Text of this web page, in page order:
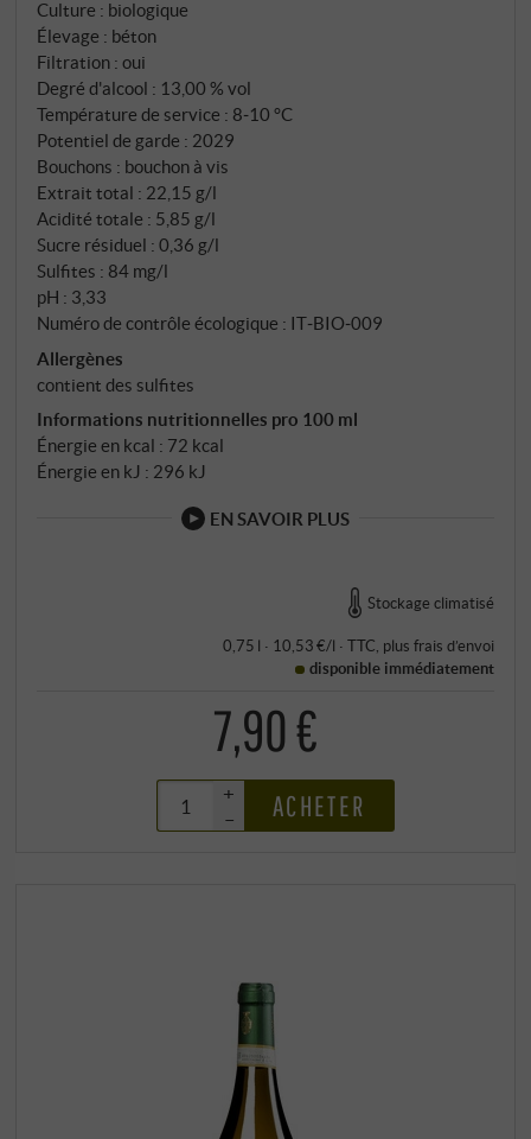
Culture : biologique
Élevage : béton
Filtration : oui
Degré d'alcool : 13,00 % vol
Température de service : 8‑10 °C
Potentiel de garde : 2029
Bouchons : bouchon à vis
Extrait total : 22,15 g/l
Acidité totale : 5,85 g/l
Sucre résiduel : 0,36 g/l
Sulfites : 84 mg/l
pH : 3,33
Numéro de contrôle écologique : IT‑BIO‑009
Allergènes
contient des sulfites
Informations nutritionnelles pro 100 ml
Énergie en kcal : 72 kcal
Énergie en kJ : 296 kJ
EN SAVOIR PLUS
Stockage climatisé
0,75 l · 10,53 €/l · TTC, plus frais d’envoi
disponible immédiatement
7,90 €
+
–
ACHETER